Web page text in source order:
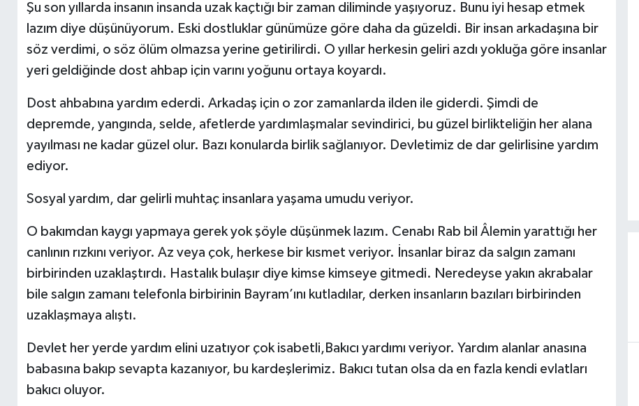
Şu son yıllarda insanın insanda uzak kaçtığı bir zaman diliminde yaşıyoruz. Bunu iyi hesap etmek
lazım diye düşünüyorum. Eski dostluklar günümüze göre daha da güzeldi. Bir insan arkadaşına bir
söz verdimi, o söz ölüm olmazsa yerine getirilirdi. O yıllar herkesin geliri azdı yokluğa göre insanlar
yeri geldiğinde dost ahbap için varını yoğunu ortaya koyardı.
Dost ahbabına yardım ederdi. Arkadaş için o zor zamanlarda ilden ile giderdi. Şimdi de
depremde, yangında, selde, afetlerde yardımlaşmalar sevindirici, bu güzel birlikteliğin her alana
yayılması ne kadar güzel olur. Bazı konularda birlik sağlanıyor. Devletimiz de dar gelirlisine yardım
ediyor.
Sosyal yardım, dar gelirli muhtaç insanlara yaşama umudu veriyor.
O bakımdan kaygı yapmaya gerek yok şöyle düşünmek lazım. Cenabı Rab bil Âlemin yarattığı her
canlının rızkını veriyor. Az veya çok, herkese bir kısmet veriyor. İnsanlar biraz da salgın zamanı
birbirinden uzaklaştırdı. Hastalık bulaşır diye kimse kimseye gitmedi. Neredeyse yakın akrabalar
bile salgın zamanı telefonla birbirinin Bayram’ını kutladılar, derken insanların bazıları birbirinden
uzaklaşmaya alıştı.
Devlet her yerde yardım elini uzatıyor çok isabetli,Bakıcı yardımı veriyor. Yardım alanlar anasına
babasına bakıp sevapta kazanıyor, bu kardeşlerimiz. Bakıcı tutan olsa da en fazla kendi evlatları
bakıcı oluyor.